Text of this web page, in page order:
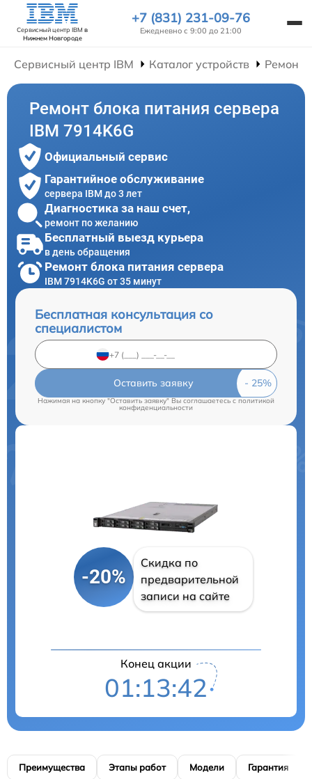
Сервисный центр IBM в
Нижнем Новгороде
+7 (831) 231-09-76
Ежедневно с 9:00 до 21:00
Сервисный центр IBM Каталог устройств Ремонт
Ремонт блока питания сервера
IBM 7914K6G
Официальный сервис
Гарантийное обслуживание
сервера IBM до 3 лет
Диагностика за наш счет,
ремонт по желанию
Бесплатный выезд курьера
в день обращения
Ремонт блока питания сервера
IBM 7914K6G от 35 минут
Бесплатная консультация со
специалистом
Оставить заявку
Нажимая на кнопку "Оставить заявку" Вы соглашаетесь c политикой
конфиденциальности
-20%
Скидка по
предварительной
записи на сайте
Конец акции
01:13:41
Преимущества Этапы работ Модели Гарантия